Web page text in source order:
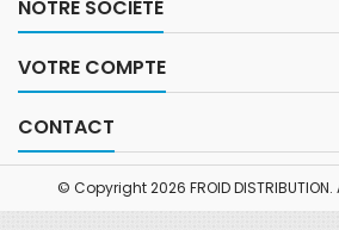
NOTRE SOCIÉTÉ
VOTRE COMPTE
CONTACT
© Copyright 2026 FROID